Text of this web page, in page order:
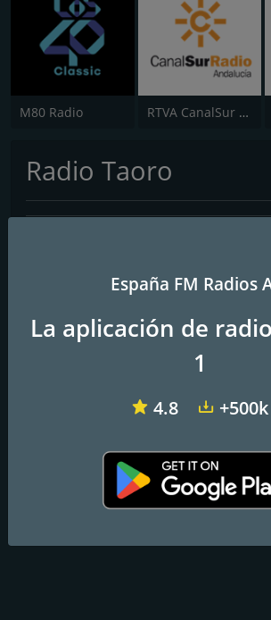
M80 Radio RTVA CanalSur Radio
Radio Taoro
España FM Radios
La aplicación de
1
4.8 +500k